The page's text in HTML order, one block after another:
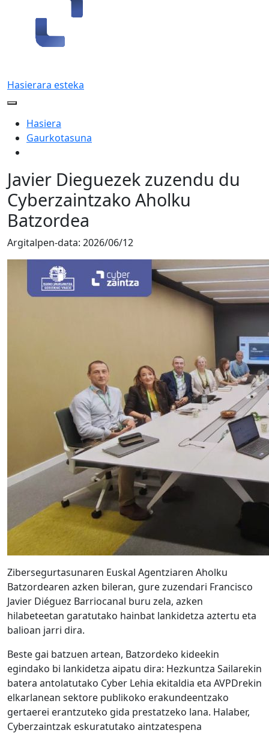
Hasierara esteka
Hasiera
Gaurkotasuna
Javier Dieguezek zuzendu du
Cyberzaintzako Aholku
Batzordea
Argitalpen-data: 2026/06/12
Zibersegurtasunaren Euskal Agentziaren Aholku
Batzordearen azken bileran, gure zuzendari Francisco
Javier Diéguez Barriocanal buru zela, azken
hilabeteetan garatutako hainbat lankidetza aztertu eta
balioan jarri dira.
Beste gai batzuen artean, Batzordeko kideekin
egindako bi lankidetza aipatu dira: Hezkuntza Sailarekin
batera antolatutako Cyber Lehia ekitaldia eta AVPDrekin
elkarlanean sektore publikoko erakundeentzako
gertaerei erantzuteko gida prestatzeko lana. Halaber,
Cyberzaintzak eskuratutako aintzatespena